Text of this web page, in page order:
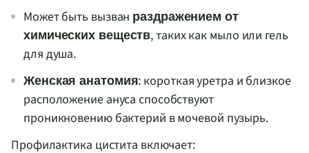
Может быть вызван раздражением от
химических веществ, таких как мыло или гель
для душа.
Женская анатомия: короткая уретра и близкое
расположение ануса способствуют
проникновению бактерий в мочевой пузырь.
Профилактика цистита включает: